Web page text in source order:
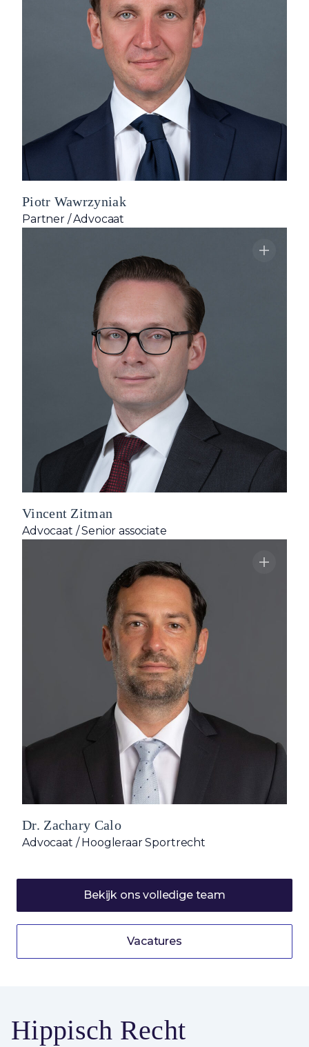
Piotr Wawrzyniak
Partner / Advocaat
Vincent Zitman
Advocaat / Senior associate
Dr. Zachary Calo
Advocaat / Hoogleraar Sportrecht
Bekijk ons volledige team
Vacatures
Hippisch Recht